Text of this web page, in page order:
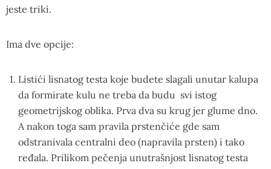
jeste triki.
Ima dve opcije:
Listići lisnatog testa koje budete slagali unutar kalupa
da formirate kulu ne treba da budu svi istog
geometrijskog oblika. Prva dva su krug jer glume dno.
A nakon toga sam pravila prstenčiće gde sam
odstranivala centralni deo (napravila prsten) i tako
ređala. Prilikom pečenja unutrašnjost lisnatog testa